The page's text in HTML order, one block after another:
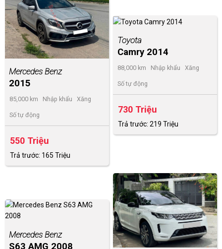
Mercedes Benz
2015
85,000 km Nhập khẩu Xăng
Số tự động
550 Triệu
Trả trước: 165 Triệu
Toyota
Camry 2014
88,000 km Nhập khẩu Xăng
Số tự động
730 Triệu
Trả trước: 219 Triệu
Mercedes Benz
S63 AMG 2008